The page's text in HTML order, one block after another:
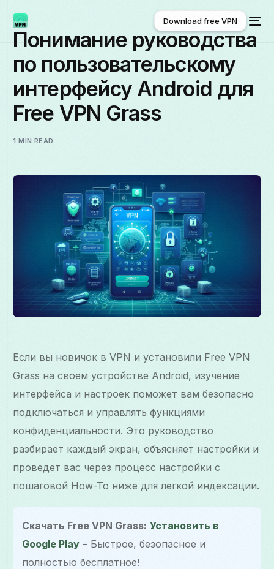
Русский
Download free VPN
Download free VPN
Понимание руководства
по пользовательскому
интерфейсу Android для
Free VPN Grass
1 MIN READ
Если вы новичок в VPN и установили Free VPN
Grass на своем устройстве Android, изучение
интерфейса и настроек поможет вам безопасно
подключаться и управлять функциями
конфиденциальности. Это руководство
разбирает каждый экран, объясняет настройки и
проведет вас через процесс настройки с
пошаговой How-To ниже для легкой индексации.
Скачать Free VPN Grass: Установить в
Google Play – Быстрое, безопасное и
полностью бесплатное!